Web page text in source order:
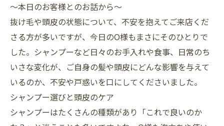
〜本日のお客様とのお話から〜
抜け毛や頭皮の状態について、不安を抱えてご来店くだ
さる方が多いですが、今日のO様もまさにそのひとりで
した。シャンプーなど日々のお手入れや食事、日常のち
いさな変化が、ご自身の髪や頭皮にどんな影響を与えて
いるのか、不安や戸惑いを口にしてくださいました。
シャンプー選びと頭皮のケア
シャンプーはたくさんの種類があり「これで良いのか